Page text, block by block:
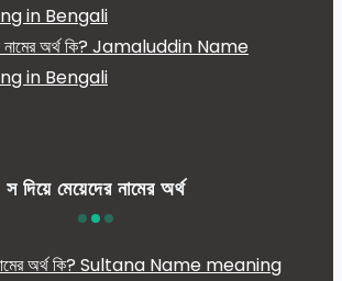
নামের অর্থ কি? Jamaluddin Name
in Bengali
স দিয়ে মেয়েদের নামের অর্থ
অর্থ কি? Sultana Name meaning